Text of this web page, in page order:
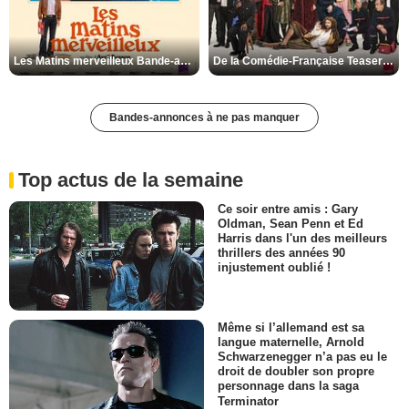
Les Matins merveilleux Bande-annonce VF De la Comédie-Française Teaser VF
Bandes-annonces à ne pas manquer
Top actus de la semaine
Ce soir entre amis : Gary
Oldman, Sean Penn et Ed
Harris dans l'un des meilleurs
thrillers des années 90
injustement oublié !
Même si l’allemand est sa
langue maternelle, Arnold
Schwarzenegger n’a pas eu le
droit de doubler son propre
personnage dans la saga
Terminator